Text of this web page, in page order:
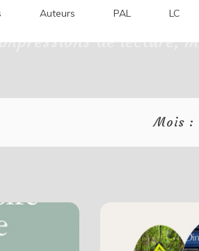
de lecture,
Auteurs PAL LC
Mois :